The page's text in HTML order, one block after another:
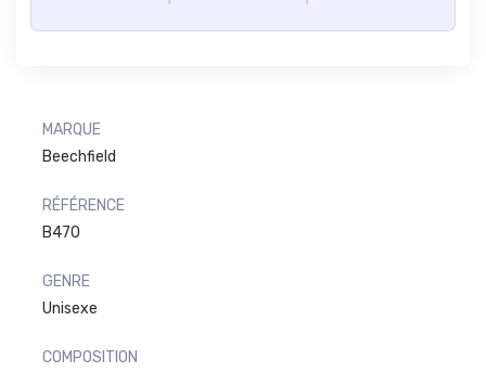
MARQUE
Beechfield
RÉFÉRENCE
B470
GENRE
Unisexe
COMPOSITION